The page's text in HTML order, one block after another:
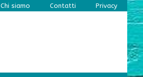
Chi siamo Contatti Privacy